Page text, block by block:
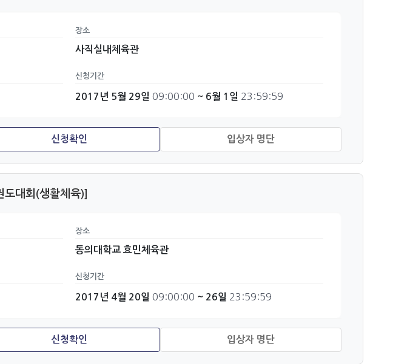
장소
사직실내체육관
신청기간
2017년 5월 29일 09:00:00 ~ 6월 1일 23:59:59
대회(생활체육)]
장소
동의대학교 효민체육관
신청기간
2017년 4월 20일 09:00:00 ~ 26일 23:59:59